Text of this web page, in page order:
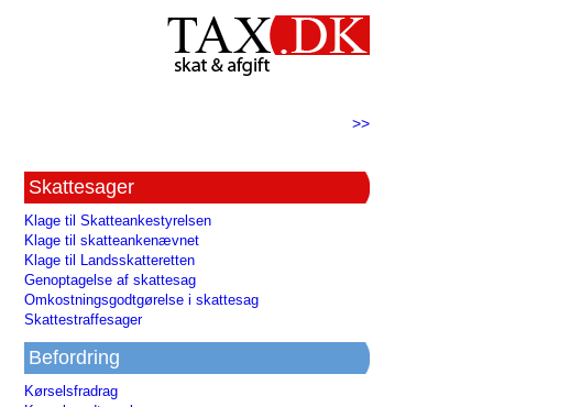
>>
Skattesager
Klage til Skatteankestyrelsen
Klage til skatteankenævnet
Klage til Landsskatteretten
Genoptagelse af skattesag
Omkostningsgodtgørelse i skattesag
Skattestraffesager
Befordring
Kørselsfradrag